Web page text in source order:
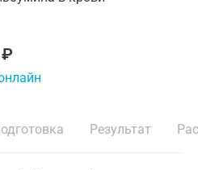
₽
Результат